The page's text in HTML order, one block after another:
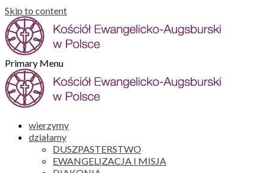
Skip to content
Primary Menu
wierzymy
działamy
DUSZPASTERSTWO
EWANGELIZACJA I MISJA